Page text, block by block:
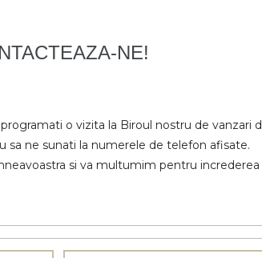
NE!
o vizita la Biroul nostru de vanzari
sa ne sunati la numerele de telefon afisate.
si va multumim pentru increderea